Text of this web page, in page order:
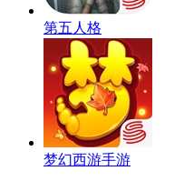
第五人格
梦幻西游手游